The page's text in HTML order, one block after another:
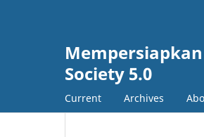
Society 5.0
Current Archives